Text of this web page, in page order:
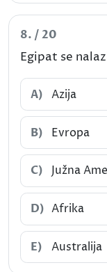
8. / 20
Egipat se
A) Azija
B) Evropa
C) Južna
D) Afrika
E) Australija